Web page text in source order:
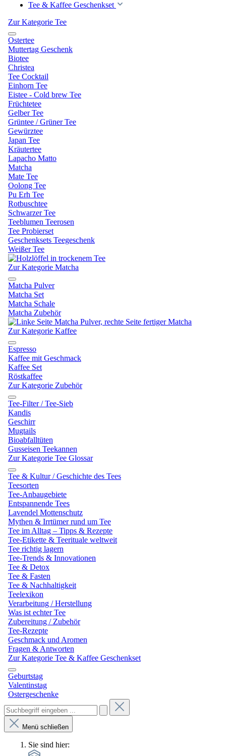
Tee & Kaffee Geschenkset
Zur Kategorie Tee
Ostertee
Muttertag Geschenk
Biotee
Christea
Tee Cocktail
Einhorn Tee
Eistee - Cold brew Tee
Früchtetee
Gelber Tee
Grüntee / Grüner Tee
Gewürztee
Japan Tee
Kräutertee
Lapacho Matto
Matcha
Mate Tee
Oolong Tee
Pu Erh Tee
Rotbuschtee
Schwarzer Tee
Teeblumen Teerosen
Tee Probierset
Geschenksets Teegeschenk
Weißer Tee
Zur Kategorie Matcha
Matcha Pulver
Matcha Set
Matcha Schale
Matcha Zubehör
Zur Kategorie Kaffee
Espresso
Kaffee mit Geschmack
Kaffee Set
Röstkaffee
Zur Kategorie Zubehör
Tee-Filter / Tee-Sieb
Kandis
Geschirr
Mugtails
Bioabfalltüten
Gusseisen Teekannen
Zur Kategorie Tee Glossar
Tee & Kultur / Geschichte des Tees
Teesorten
Tee-Anbaugebiete
Entspannende Tees
Lavendel Mottenschutz
Mythen & Irrtümer rund um Tee
Tee im Alltag – Tipps & Rezepte
Tee-Etikette & Teerituale weltweit
Tee richtig lagern
Tee-Trends & Innovationen
Tee & Detox
Tee & Fasten
Tee & Nachhaltigkeit
Teelexikon
Verarbeitung / Herstellung
Was ist echter Tee
Zubereitung / Zubehör
Tee-Rezepte
Geschmack und Aromen
Fragen & Antworten
Zur Kategorie Tee & Kaffee Geschenkset
Geburtstag
Valentinstag
Ostergeschenke
Menü schließen
Sie sind hier: